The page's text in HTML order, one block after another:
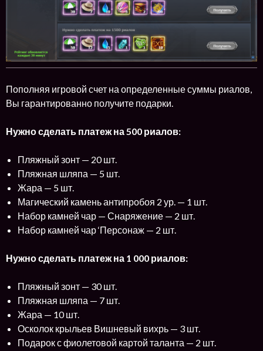
Пополняя игровой счет на определенные суммы риалов,
Вы гарантированно получите подарки.
Нужно сделать платеж на 500 риалов:
Пляжный зонт — 20 шт.
Пляжная шляпа — 5 шт.
Жара — 5 шт.
Магический камень антипробоя 2 ур. — 1 шт.
Набор камней чар — Снаряжение — 2 шт.
Набор камней чар ‘Персонаж — 2 шт.
Нужно сделать платеж на 1 000 риалов:
Пляжный зонт — 30 шт.
Пляжная шляпа — 7 шт.
Жара — 10 шт.
Осколок крыльев Вишневый вихрь — 3 шт.
Подарок с фиолетовой картой таланта — 2 шт.